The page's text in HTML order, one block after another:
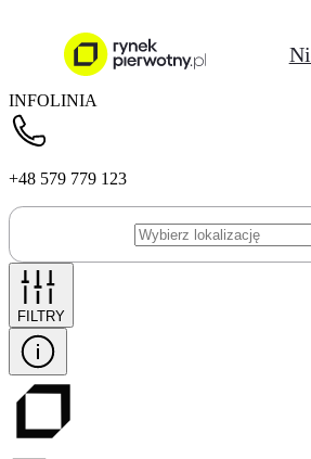
INFOLINIA
+48 579 779 123
FILTRY